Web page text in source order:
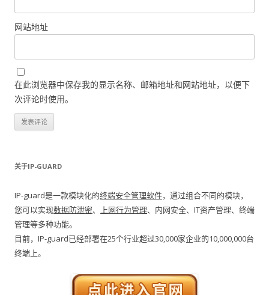
网站地址
在此浏览器中保存我的显示名称、邮箱地址和网站地址，以便下
次评论时使用。
关于IP-GUARD
IP-guard是一款模块化的终端安全管理软件，通过组合不同的模块，
您可以实现数据防泄密、 上网行为管理、内网安全、IT资产管理、终端
管理等多种功能。
目前，IP-guard已经部署在25个行业超过30,000家企业的10,000,000台
终端上。